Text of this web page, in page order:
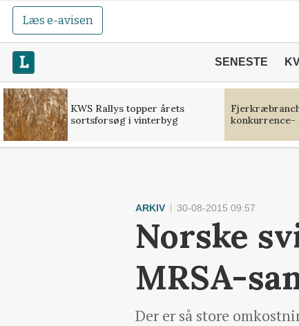
Læs e-avisen
SENESTE
KWS Rallys topper årets
sortsforsøg i vinterbyg
konkurrence-
ARKIV 30-08-2015 09:57
Norske
MRSA-
Der er så store